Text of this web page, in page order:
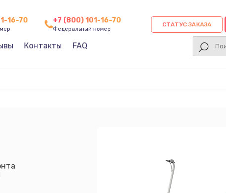
16-70 +7 (800) 101-16-70
Федеральный номер
СТАТУС ЗАКАЗА
Контакты FAQ